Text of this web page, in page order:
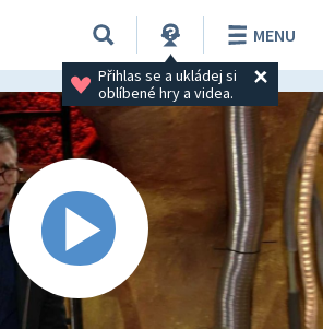
Přihlas se a ukládej si
oblíbené hry a videa.
MENU